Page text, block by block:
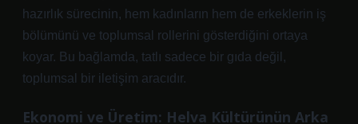
hazırlık sürecinin, hem kadınların hem de erkeklerin iş
bölümünü ve toplumsal rollerini gösterdiğini ortaya
koyar. Bu bağlamda, tatlı sadece bir gıda değil,
toplumsal bir iletişim aracıdır.
Ekonomi ve Üretim: Helva Kültürünün Arka